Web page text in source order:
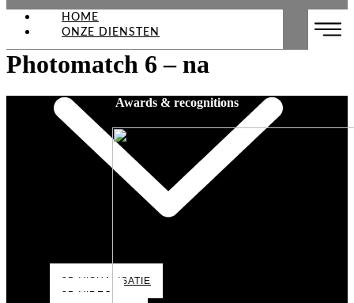
HOME
ONZE DIENSTEN
3D VISUALISATIE
3D VIDEO
Photomatch 6 – na
Awards & recognitions